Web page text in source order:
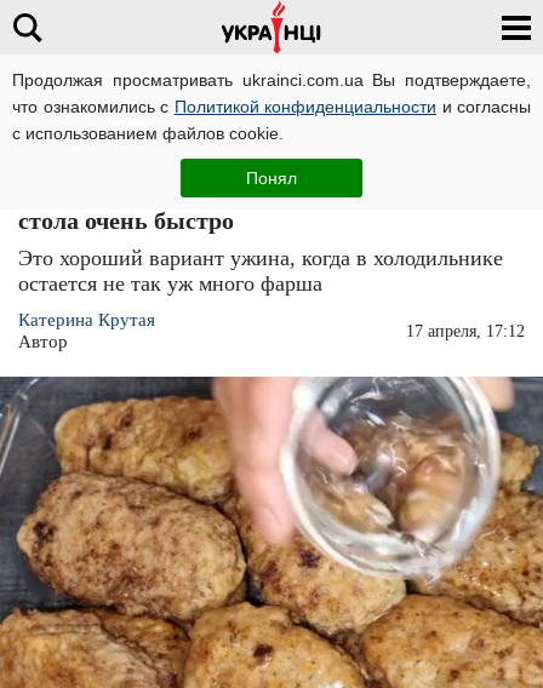
Продолжая просматривать ukrainci.com.ua Вы подтверждаете,
что ознакомились с Политикой конфиденциальности и согласны
с использованием файлов cookie.
Понял
Если фарша осталось совсем чуть-чуть:
рецепт капустных котлет, которые сметут со
стола очень быстро
Это хороший вариант ужина, когда в холодильнике
остается не так уж много фарша
Катерина Крутая
Автор
17 апреля, 17:12